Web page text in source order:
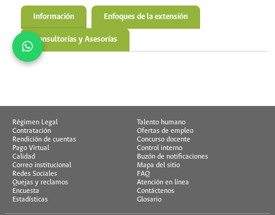
Información Enfoques de la extensión
Consultorías y Asesorías
Régimen Legal
Talento humano
Contratación
Ofertas de empleo
Rendición de cuentas
Concurso docente
Pago Virtual
Control interno
Calidad
Buzón de notificaciones
Correo institucional
Mapa del sitio
Redes Sociales
FAQ
Quejas y reclamos
Atención en línea
Encuesta
Contáctenos
Estadísticas
Glosario